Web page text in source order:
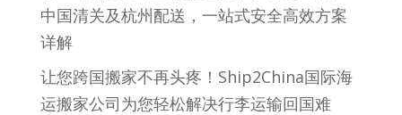
中国清关及杭州配送，一站式安全高效方案
详解
让您跨国搬家不再头疼！Ship2China国际海
运搬家公司为您轻松解决行李运输回国难